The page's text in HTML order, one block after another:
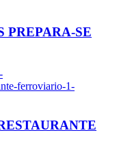
PREPARA-SE
ferroviario-1-